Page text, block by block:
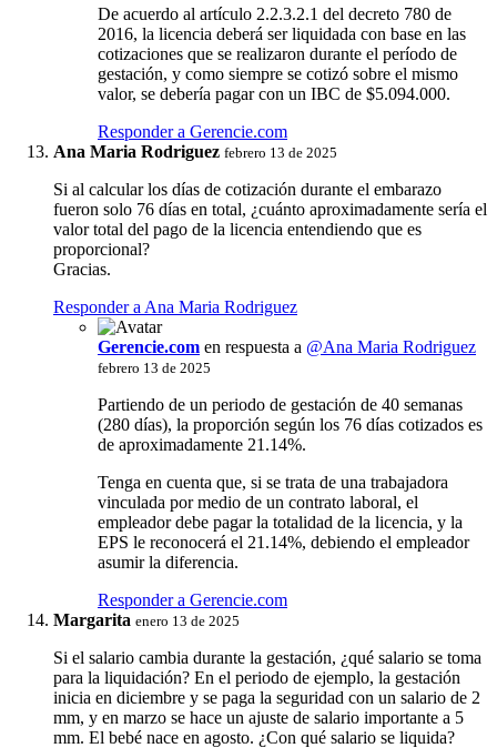
De acuerdo al artículo 2.2.3.2.1 del decreto 780 de
2016, la licencia deberá ser liquidada con base en las
cotizaciones que se realizaron durante el período de
gestación, y como siempre se cotizó sobre el mismo
valor, se debería pagar con un IBC de $5.094.000.
Responder a Gerencie.com
Ana Maria Rodriguez febrero 13 de 2025
Si al calcular los días de cotización durante el embarazo
fueron solo 76 días en total, ¿cuánto aproximadamente sería el
valor total del pago de la licencia entendiendo que es
proporcional?
Gracias.
Responder a Ana Maria Rodriguez
Gerencie.com en respuesta a @Ana Maria Rodriguez
febrero 13 de 2025
Partiendo de un periodo de gestación de 40 semanas
(280 días), la proporción según los 76 días cotizados es
de aproximadamente 21.14%.
Tenga en cuenta que, si se trata de una trabajadora
vinculada por medio de un contrato laboral, el
empleador debe pagar la totalidad de la licencia, y la
EPS le reconocerá el 21.14%, debiendo el empleador
asumir la diferencia.
Responder a Gerencie.com
Margarita enero 13 de 2025
Si el salario cambia durante la gestación, ¿qué salario se toma
para la liquidación? En el periodo de ejemplo, la gestación
inicia en diciembre y se paga la seguridad con un salario de 2
mm, y en marzo se hace un ajuste de salario importante a 5
mm. El bebé nace en agosto. ¿Con qué salario se liquida?